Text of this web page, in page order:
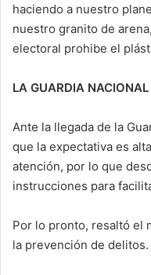
haciendo a nuestro
nuestro granito de
electoral prohibe el
LA GUARDIA NACIONAL
Ante la llegada de la
que la expectativa es
atención, por lo que
instrucciones para
Por lo pronto, resaltó el
la prevención de delitos.